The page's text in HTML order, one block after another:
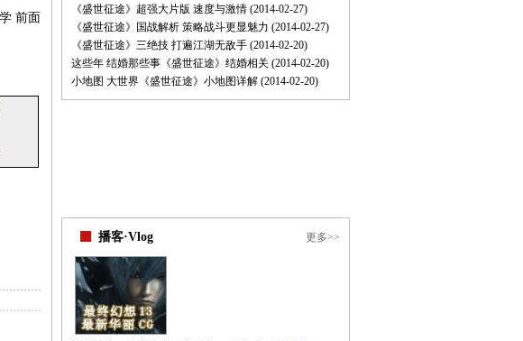
前面
《盛世征途》超强大片版 速度与激情 (2014-02-27)
《盛世征途》国战解析 策略战斗更显魅力 (2014-02-27)
《盛世征途》三绝技 打遍江湖无敌手 (2014-02-20)
这些年 结婚那些事《盛世征途》结婚相关 (2014-02-20)
小地图 大世界《盛世征途》小地图详解 (2014-02-20)
更多>>
播客·Vlog